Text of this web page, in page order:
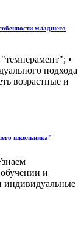
младшего
•
подхода
возрастные и
школьника"
и
индивидуальные